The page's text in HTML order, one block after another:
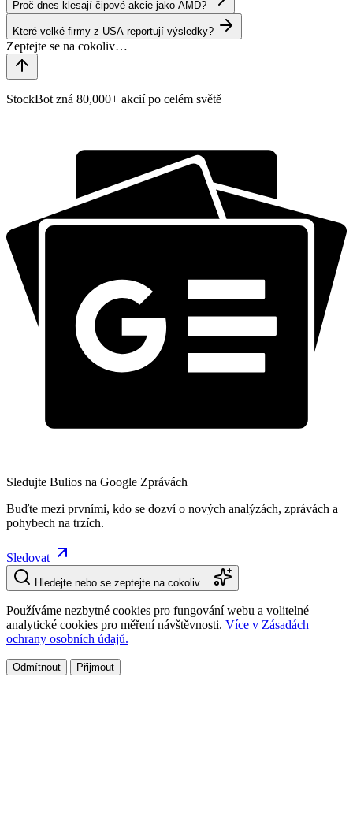
Proč dnes klesají čipové akcie jako AMD?
Které velké firmy z USA reportují výsledky?
StockBot zná 80,000+ akcií po celém světě
Sledujte Bulios na Google Zprávách
Buďte mezi prvními, kdo se dozví o nových analýzách, zprávách a
pohybech na trzích.
Sledovat
Hledejte nebo se zeptejte na cokoliv…
Používáme nezbytné cookies pro fungování webu a volitelné
analytické cookies pro měření návštěvnosti. Více v Zásadách
ochrany osobních údajů.
Odmítnout Přijmout